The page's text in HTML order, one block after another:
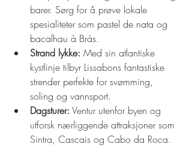
barer. Sørg for å prøve lokale
spesialiteter som pastel de nata og
bacalhau à Brás.
Strand lykke: Med sin atlantiske
kystlinje tilbyr Lissabons fantastiske
strender perfekte for svømming,
soling og vannsport.
Dagsturer: Ventur utenfor byen og
utforsk nærliggende attraksjoner som
Sintra, Cascais og Cabo da Roca.